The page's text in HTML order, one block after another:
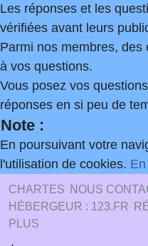
Les réponses et les
vérifiées avant leurs
Parmi nos membres,
à vos questions.
Vous posez vos
réponses en si peu de
Note :
En poursuivant votre
l'utilisation de cookies.
CHARTES NOUS
HÉBERGEUR : 123.FR
PLUS
.